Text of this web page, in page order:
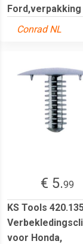
Ford,verpakking
Conrad NL
€ 5.99
KS Tools
voor Honda,